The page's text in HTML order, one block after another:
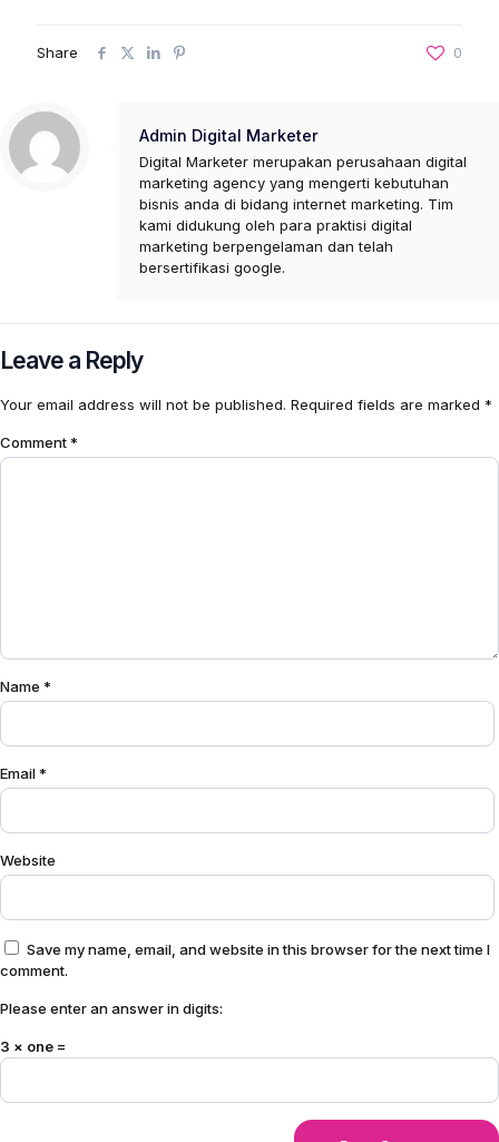
Share 0
Admin Digital Marketer
Digital Marketer merupakan perusahaan digital
marketing agency yang mengerti kebutuhan
bisnis anda di bidang internet marketing. Tim
kami didukung oleh para praktisi digital
marketing berpengelaman dan telah
bersertifikasi google.
Leave a Reply
Your email address will not be published. Required fields are marked *
Comment*
Name *
Email*
Website
Save my name, email, and website in this browser for the next time I
comment.
Please enter an answer in digits:
3 × one =